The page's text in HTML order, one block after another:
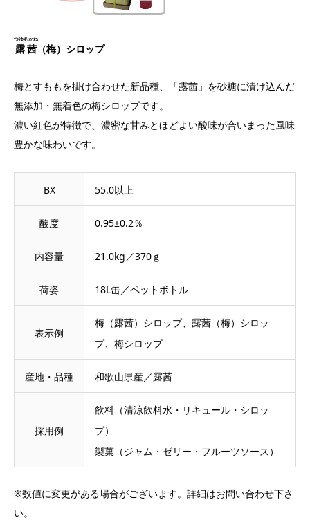
露茜
つゆあかね
（梅）シロップ
梅とすももを掛け合わせた新品種、「露茜」を砂糖に漬け込んだ
無添加・無着色の梅シロップです。
濃い紅色が特徴で、濃密な甘みとほどよい酸味が合いまった風味
豊かな味わいです。
BX 55.0以上
酸度 0.95±0.2％
内容量 21.0kg／370ｇ
荷姿 18L缶／ペットボトル
表示例
梅（露茜）シロップ、露茜（梅）シロッ
プ、梅シロップ
産地・品種 和歌山県産／露茜
採用例
飲料（清涼飲料水・リキュール・シロッ
プ）
製菓（ジャム・ゼリー・フルーツソース）
※数値に変更がある場合がございます。詳細はお問い合わせ下さ
い。